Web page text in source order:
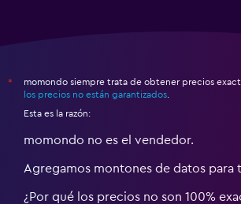
*
momondo siempre trata de obtener precios
los precios no están garantizados
Esta es la razón:
momondo no es el vendedor.
Agregamos montones de datos para
¿Por qué los precios no son 100%